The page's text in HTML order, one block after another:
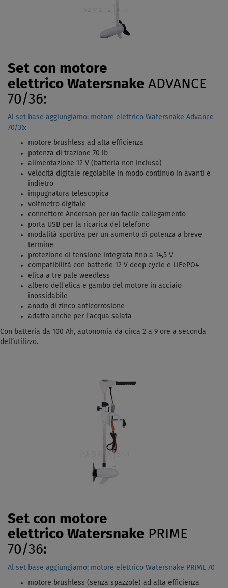
Set con motore
elettrico Watersnake ADVANCE
70/36:
Al set base aggiungiamo: motore elettrico Watersnake Advance
70/36:
motore brushless ad alta efficienza
potenza di trazione 70 lb
alimentazione 12 V (batteria non inclusa)
velocità digitale regolabile in modo continuo in avanti e
indietro
impugnatura telescopica
voltmetro digitale
connettore Anderson per un facile collegamento
porta USB per la ricarica del telefono
modalità sportiva per un aumento di potenza a breve
termine
protezione di tensione integrata fino a 14,5 V
compatibilità con batterie 12 V deep cycle e LiFePO4
elica a tre pale weedless
albero dell'elica e gambo del motore in acciaio
inossidabile
anodo di zinco anticorrosione
adatto anche per l'acqua salata
Con batteria da 100 Ah, autonomia da circa 2 a 9 ore a seconda
dell’utilizzo.
Set con motore
elettrico Watersnake PRIME
70/36:
Al set base aggiungiamo: motore elettrico Watersnake PRIME 70
motore brushless (senza spazzole) ad alta efficienza